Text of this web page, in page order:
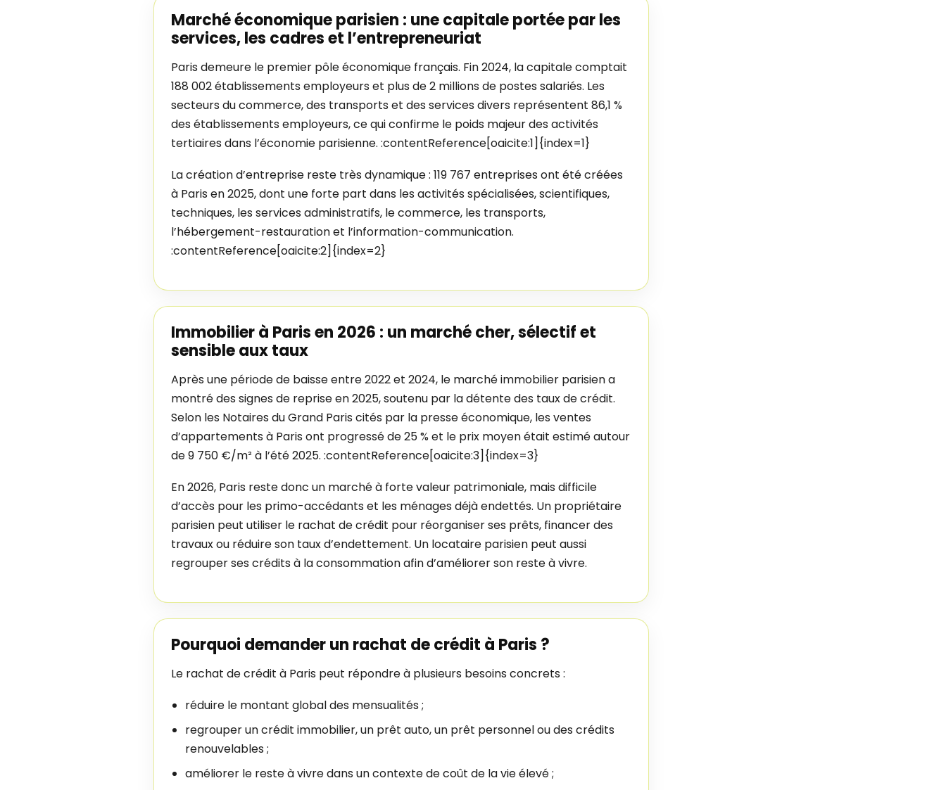
Marché économique parisien : une capitale portée par les
services, les cadres et l’entrepreneuriat
Paris demeure le premier pôle économique français. Fin 2024, la capitale comptait
188 002 établissements employeurs et plus de 2 millions de postes salariés. Les
secteurs du commerce, des transports et des services divers représentent 86,1 %
des établissements employeurs, ce qui confirme le poids majeur des activités
tertiaires dans l’économie parisienne. :contentReference[oaicite:1]{index=1}
La création d’entreprise reste très dynamique : 119 767 entreprises ont été créées
à Paris en 2025, dont une forte part dans les activités spécialisées, scientifiques,
techniques, les services administratifs, le commerce, les transports,
l’hébergement-restauration et l’information-communication.
:contentReference[oaicite:2]{index=2}
Immobilier à Paris en 2026 : un marché cher, sélectif et
sensible aux taux
Après une période de baisse entre 2022 et 2024, le marché immobilier parisien a
montré des signes de reprise en 2025, soutenu par la détente des taux de crédit.
Selon les Notaires du Grand Paris cités par la presse économique, les ventes
d’appartements à Paris ont progressé de 25 % et le prix moyen était estimé autour
de 9 750 €/m² à l’été 2025. :contentReference[oaicite:3]{index=3}
En 2026, Paris reste donc un marché à forte valeur patrimoniale, mais difficile
d’accès pour les primo-accédants et les ménages déjà endettés. Un propriétaire
parisien peut utiliser le rachat de crédit pour réorganiser ses prêts, financer des
travaux ou réduire son taux d’endettement. Un locataire parisien peut aussi
regrouper ses crédits à la consommation afin d’améliorer son reste à vivre.
Pourquoi demander un rachat de crédit à Paris ?
Le rachat de crédit à Paris peut répondre à plusieurs besoins concrets :
réduire le montant global des mensualités ;
regrouper un crédit immobilier, un prêt auto, un prêt personnel ou des crédits
renouvelables ;
améliorer le reste à vivre dans un contexte de coût de la vie élevé ;